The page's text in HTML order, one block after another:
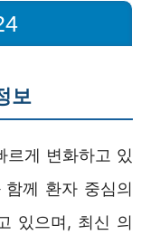
보
게 변화하고 있
께 환자 중심의
있으며, 최신 의